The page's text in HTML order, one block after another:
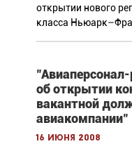
открытии нового
класса
об открытии
вакантной
авиакомпании"
16 июня 2008